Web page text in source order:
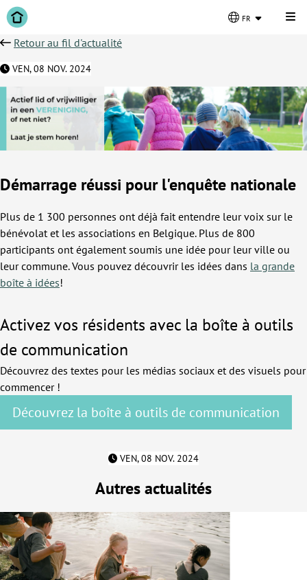
fr
Retour au fil d'actualité
VEN, 08 NOV. 2024
Démarrage réussi pour l'enquête nationale
Plus de 1 300 personnes ont déjà fait entendre leur voix sur le
bénévolat et les associations en Belgique. Plus de 800
participants ont également soumis une idée pour leur ville ou
leur commune. Vous pouvez découvrir les idées dans la grande
boîte à idées!
Activez vos résidents avec la boîte à outils
de communication
Découvrez des textes pour les médias sociaux et des visuels pour
commencer !
Découvrez la boîte à outils de communication
VEN, 08 NOV. 2024
Autres actualités